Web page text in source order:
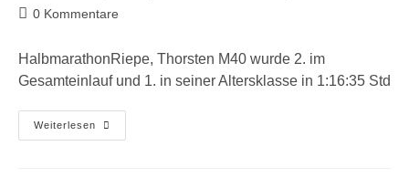
Autor:
Beitrags-
0 Kommentare
HalbmarathonRiepe, Thorsten M40 wurde 2. im
Gesamteinlauf und 1. in seiner Altersklasse in 1:16:35 Std
Weiterlesen
Straßenlauf,
Düsseldorf-